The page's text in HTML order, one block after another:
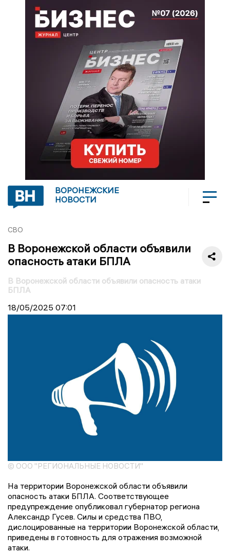
ВОРОНЕЖСКИЕ
НОВОСТИ
СВО
В Воронежской области объявили
опасность атаки БПЛА
В Воронежской области объявили опасность атаки
БПЛА
18/05/2025 07:01
© ООО "РЕГИОНАЛЬНЫЕ НОВОСТИ"
На территории Воронежской области объявили
опасность атаки БПЛА. Соответствующее
предупреждение опубликовал губернатор региона
Александр Гусев. Силы и средства ПВО,
дислоцированные на территории Воронежской области,
приведены в готовность для отражения возможной
атаки.